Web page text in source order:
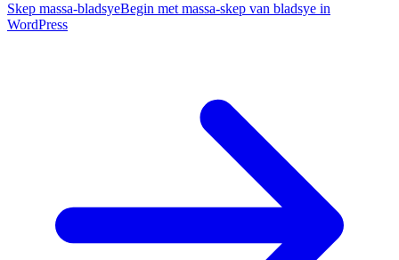
Skep massa-bladsyeBegin met massa-skep van bladsye in
WordPress